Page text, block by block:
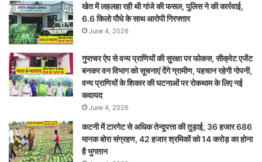
खेत में लहलहा रही थी गांजे की फसल, पुलिस ने की कार्रवाई,
6.6 किलो पौधे के साथ आरोपी गिरफ्तार
June 4, 2026
गुप्तचर ऐप से वन्य प्राणियों की सुरक्षा पर फोकस, सीक्रेट एजेंट
बनकर वन विभाग को सूचनाएं देेंगे ग्रामीण, पहचान रहेगी गोपनी,
वन्य प्राणियों के शिकार की घटनाओं पर रोकथाम के लिए नई
कवायद
June 4, 2026
कटनी में टारगेट से अधिक तेन्दूपत्ता की तुड़ाई, 36 हजार 686
मानक बोरा संग्रहण, 42 हजार श्रमिकों को 14 करोड़ का होना
है भुगतान